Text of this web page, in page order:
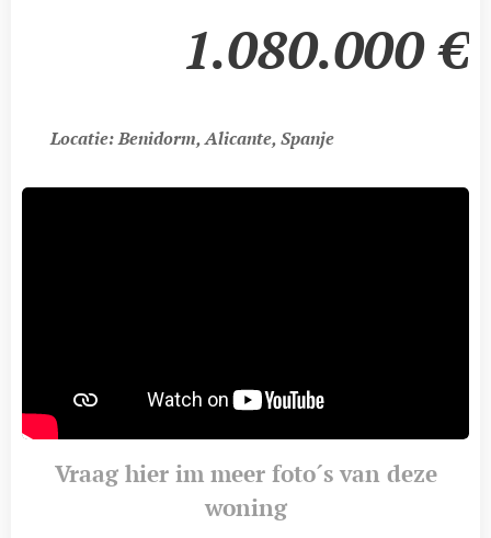
1.080.000€
📍Locatie: Benidorm, Alicante, Spanje
Vraag hier im meer foto´s van deze
woning